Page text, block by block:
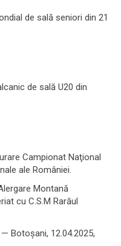
de sală seniori din 21
de sală U20 din
Campionat Naţional
ale României.
Montană
cu C.S.M Rarăul
Botoșani, 12.04.2025,